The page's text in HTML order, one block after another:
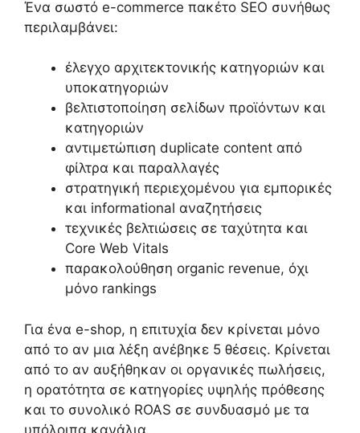
Ένα σωστό e-commerce πακέτο SEO συνήθως
περιλαμβάνει:
έλεγχο αρχιτεκτονικής κατηγοριών και
υποκατηγοριών
βελτιστοποίηση σελίδων προϊόντων και
κατηγοριών
αντιμετώπιση duplicate content από
φίλτρα και παραλλαγές
στρατηγική περιεχομένου για εμπορικές
και informational αναζητήσεις
τεχνικές βελτιώσεις σε ταχύτητα και
Core Web Vitals
παρακολούθηση organic revenue, όχι
μόνο rankings
Για ένα e-shop, η επιτυχία δεν κρίνεται μόνο
από το αν μια λέξη ανέβηκε 5 θέσεις. Κρίνεται
από το αν αυξήθηκαν οι οργανικές πωλήσεις,
η ορατότητα σε κατηγορίες υψηλής πρόθεσης
και το συνολικό ROAS σε συνδυασμό με τα
υπόλοιπα κανάλια.